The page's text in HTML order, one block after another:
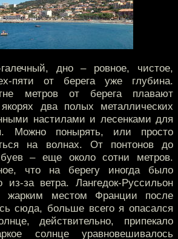
дно – ровное, чистое,
пяти от берега уже глубина.
метров от берега плавают
два полых металлических
настилами и лесенками для
Можно понырять, или просто
на волнах. От понтонов до
– еще около сотни метров.
что на берегу иногда было
из-за ветра. Лангедок-Руссильон
жарким местом Франции после
сюда, больше всего я опасался
действительно, припекало
солнце уравновешивалось